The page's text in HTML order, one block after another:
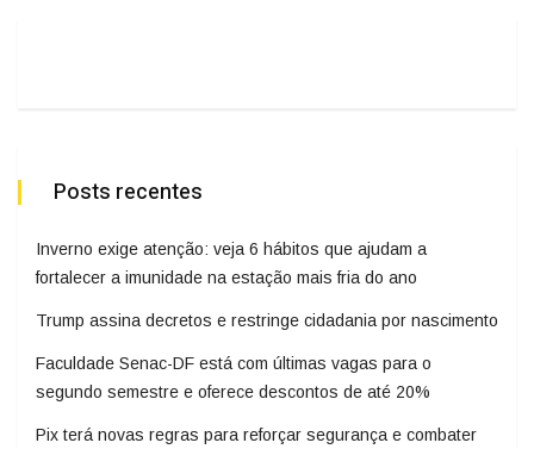
Posts recentes
Inverno exige atenção: veja 6 hábitos que ajudam a
fortalecer a imunidade na estação mais fria do ano
Trump assina decretos e restringe cidadania por nascimento
Faculdade Senac-DF está com últimas vagas para o
segundo semestre e oferece descontos de até 20%
Pix terá novas regras para reforçar segurança e combater